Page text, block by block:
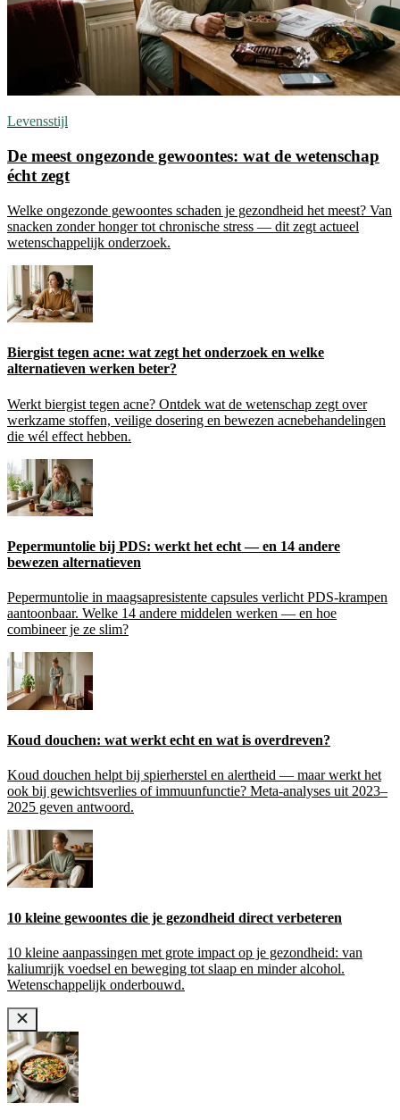
Levensstijl
De meest ongezonde gewoontes: wat de wetenschap
écht zegt
Welke ongezonde gewoontes schaden je gezondheid het meest? Van
snacken zonder honger tot chronische stress — dit zegt actueel
wetenschappelijk onderzoek.
Biergist tegen acne: wat zegt het onderzoek en welke
alternatieven werken beter?
Werkt biergist tegen acne? Ontdek wat de wetenschap zegt over
werkzame stoffen, veilige dosering en bewezen acnebehandelingen
die wél effect hebben.
Pepermuntolie bij PDS: werkt het echt — en 14 andere
bewezen alternatieven
Pepermuntolie in maagsapresistente capsules verlicht PDS-krampen
aantoonbaar. Welke 14 andere middelen werken — en hoe
combineer je ze slim?
Koud douchen: wat werkt echt en wat is overdreven?
Koud douchen helpt bij spierherstel en alertheid — maar werkt het
ook bij gewichtsverlies of immuunfunctie? Meta-analyses uit 2023–
2025 geven antwoord.
10 kleine gewoontes die je gezondheid direct verbeteren
10 kleine aanpassingen met grote impact op je gezondheid: van
kaliumrijk voedsel en beweging tot slaap en minder alcohol.
Wetenschappelijk onderbouwd.